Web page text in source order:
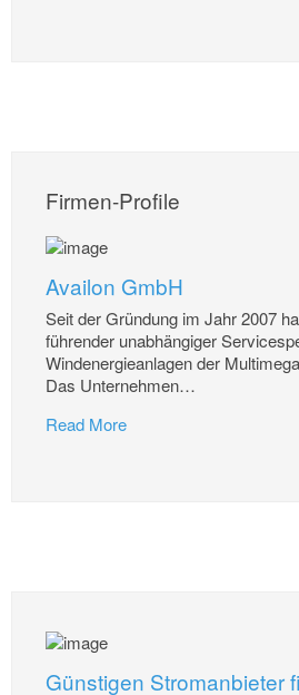
Firmen-Profile
Availon GmbH
Seit der Gründung im Jahr 2007
führender unabhängiger
Windenergieanlagen der
Das Unternehmen…
Read More
Günstigen Stromanbieter